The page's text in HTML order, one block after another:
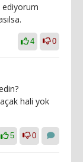
ediyorum
4 0
hali yok
5 0